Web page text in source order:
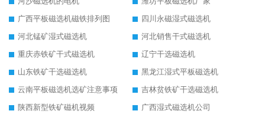
广西平板磁选机磁铁排列图
四川永磁湿式磁选机
河北锰矿湿式磁选机
河北销售干式磁选机
重庆赤铁矿干式磁选机
辽宁干选磁选机
山东铁矿干选磁选机
黑龙江湿式平板磁选机
云南平板磁选机选矿注意事项
吉林贫铁矿干选磁选机
陕西新型铁矿磁机视频
广西湿式磁选机公司